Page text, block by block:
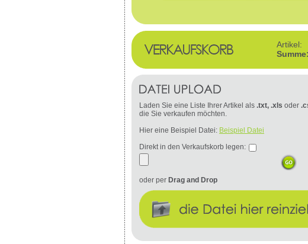
Artikel:
Summe:
Laden Sie eine Liste Ihrer Artikel als .txt, .xls oder
die Sie verkaufen möchten.
Hier eine Beispiel Datei: Beispiel Datei
Direkt in den Verkaufskorb legen:
oder per Drag and Drop